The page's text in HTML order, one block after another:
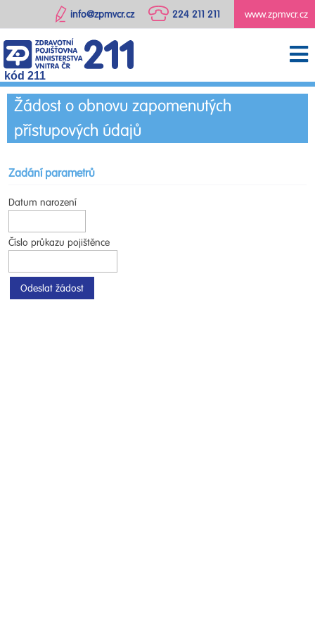
www.zpmvcr.cz
224 211 211
info@zpmvcr.cz
kód 211
Žádost o obnovu zapomenutých
přístupových údajů
Zadání parametrů
Datum narození
Číslo průkazu pojištěnce